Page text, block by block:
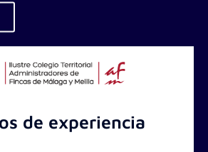
de experiencia